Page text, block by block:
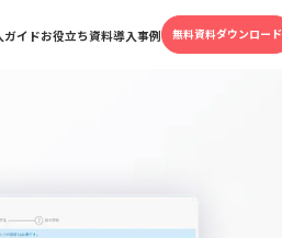
能料金プラン導入ガイドお役立ち資料導入事例